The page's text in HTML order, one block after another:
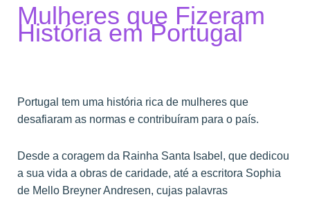
Mulheres que Fizeram
História em Portugal
Portugal tem uma história rica de mulheres que
desafiaram as normas e contribuíram para o país.
Desde a coragem da Rainha Santa Isabel, que dedicou
a sua vida a obras de caridade, até a escritora Sophia
de Mello Breyner Andresen, cujas palavras